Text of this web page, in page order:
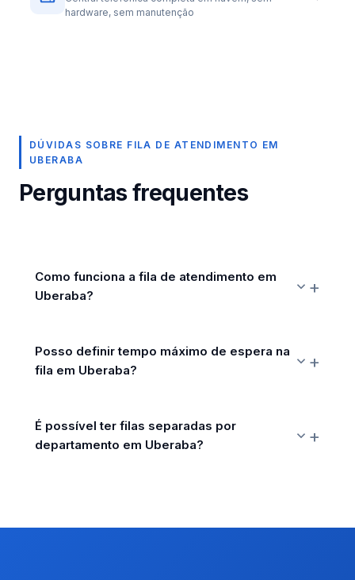
hardware, sem manutenção
DÚVIDAS SOBRE FILA DE ATENDIMENTO EM
UBERABA
Perguntas frequentes
Como funciona a fila de atendimento em
Uberaba?
Posso definir tempo máximo de espera na
fila em Uberaba?
É possível ter filas separadas por
departamento em Uberaba?